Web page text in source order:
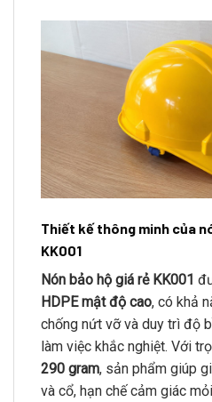
Thiết kế thông minh của
KK001
Nón bảo hộ giá rẻ KK001
HDPE mật độ cao, có khả
chống nứt vỡ và duy trì độ
làm việc khắc nghiệt. Với
290 gram, sản phẩm giúp
và cổ, hạn chế cảm giác